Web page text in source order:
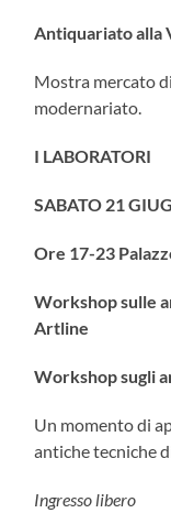
Antiquariato alla
Mostra mercato
modernariato.
I LABORATORI
SABATO 21
Ore 17-23
Workshop sulle
Artline
Workshop sugli
Un momento di
antiche tecniche
Ingresso libero